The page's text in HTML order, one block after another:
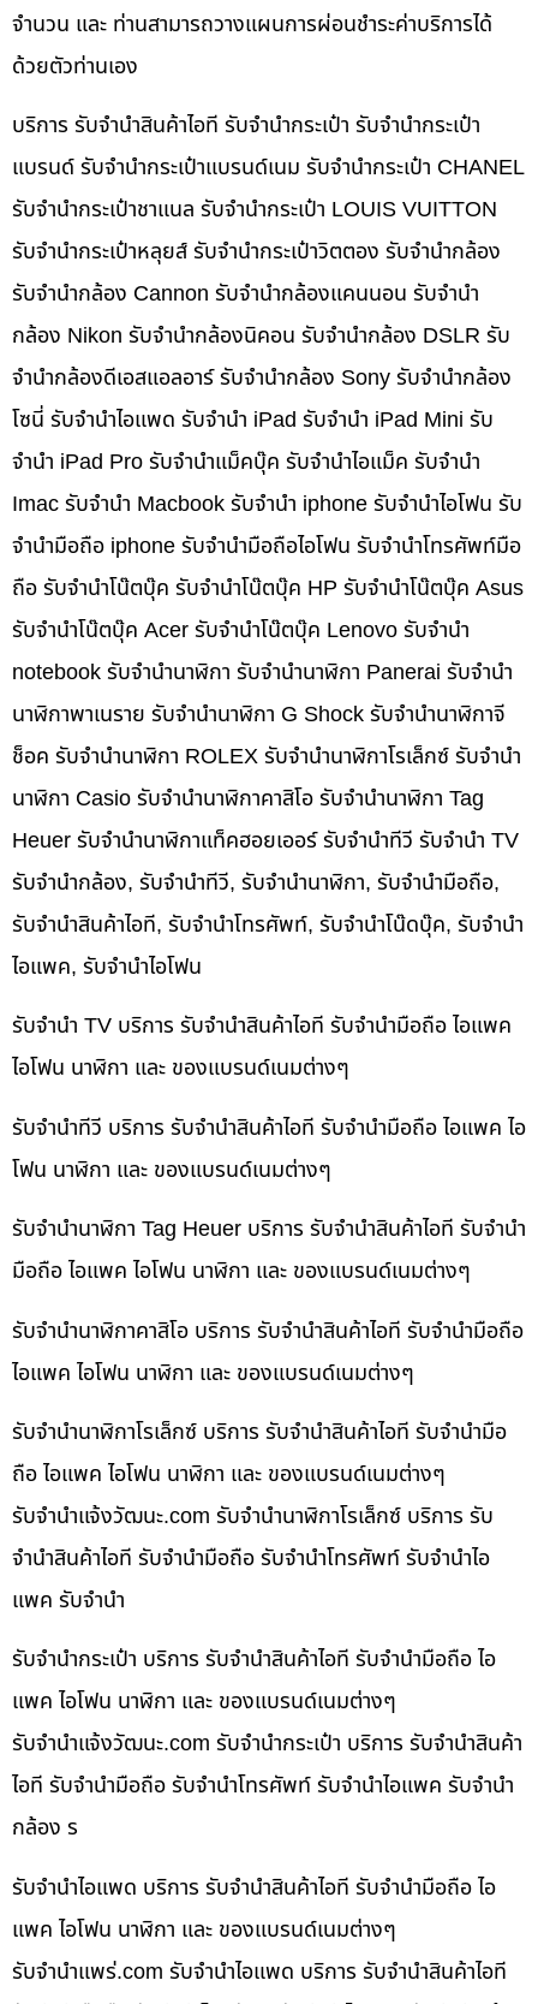
จำนวน และ ท่านสามารถวางแผนการผ่อนชำระค่าบริการได้
ด้วยตัวท่านเอง
บริการ รับจำนำสินค้าไอที รับจำนำกระเป๋า รับจำนำกระเป๋า
แบรนด์ รับจำนำกระเป๋าแบรนด์เนม รับจำนำกระเป๋า CHANEL
รับจำนำกระเป๋าชาแนล รับจำนำกระเป๋า LOUIS VUITTON
รับจำนำกระเป๋าหลุยส์ รับจำนำกระเป๋าวิตตอง รับจำนำกล้อง
รับจำนำกล้อง Cannon รับจำนำกล้องแคนนอน รับจำนำ
กล้อง Nikon รับจำนำกล้องนิคอน รับจำนำกล้อง DSLR รับ
จำนำกล้องดีเอสแอลอาร์ รับจำนำกล้อง Sony รับจำนำกล้อง
โซนี่ รับจำนำไอแพด รับจำนำ iPad รับจำนำ iPad Mini รับ
จำนำ iPad Pro รับจำนำแม็คบุ๊ค รับจำนำไอแม็ค รับจำนำ
Imac รับจำนำ Macbook รับจำนำ iphone รับจำนำไอโฟน รับ
จำนำมือถือ iphone รับจำนำมือถือไอโฟน รับจำนำโทรศัพท์มือ
ถือ รับจำนำโน๊ตบุ๊ค รับจำนำโน๊ตบุ๊ค HP รับจำนำโน๊ตบุ๊ค Asus
รับจำนำโน๊ตบุ๊ค Acer รับจำนำโน๊ตบุ๊ค Lenovo รับจำนำ
notebook รับจำนำนาฬิกา รับจำนำนาฬิกา Panerai รับจำนำ
นาฬิกาพาเนราย รับจำนำนาฬิกา G Shock รับจำนำนาฬิกาจี
ช็อค รับจำนำนาฬิกา ROLEX รับจำนำนาฬิกาโรเล็กซ์ รับจำนำ
นาฬิกา Casio รับจำนำนาฬิกาคาสิโอ รับจำนำนาฬิกา Tag
Heuer รับจำนำนาฬิกาแท็คฮอยเออร์ รับจำนำทีวี รับจำนำ TV
รับจำนำกล้อง, รับจำนำทีวี, รับจำนำนาฬิกา, รับจำนำมือถือ,
รับจำนำสินค้าไอที, รับจำนำโทรศัพท์, รับจำนำโน๊ดบุ๊ค, รับจำนำ
ไอแพค, รับจำนำไอโฟน
รับจำนำ TV บริการ รับจำนำสินค้าไอที รับจำนำมือถือ ไอแพค
ไอโฟน นาฬิกา และ ของแบรนด์เนมต่างๆ
รับจำนำทีวี บริการ รับจำนำสินค้าไอที รับจำนำมือถือ ไอแพค ไอ
โฟน นาฬิกา และ ของแบรนด์เนมต่างๆ
รับจำนำนาฬิกา Tag Heuer บริการ รับจำนำสินค้าไอที รับจำนำ
มือถือ ไอแพค ไอโฟน นาฬิกา และ ของแบรนด์เนมต่างๆ
รับจำนำนาฬิกาคาสิโอ บริการ รับจำนำสินค้าไอที รับจำนำมือถือ
ไอแพค ไอโฟน นาฬิกา และ ของแบรนด์เนมต่างๆ
รับจำนำนาฬิกาโรเล็กซ์ บริการ รับจำนำสินค้าไอที รับจำนำมือ
ถือ ไอแพค ไอโฟน นาฬิกา และ ของแบรนด์เนมต่างๆ
รับจํานําแจ้งวัฒนะ.com รับจำนำนาฬิกาโรเล็กซ์ บริการ รับ
จำนำสินค้าไอที รับจำนำมือถือ รับจำนำโทรศัพท์ รับจำนำไอ
แพค รับจำนำ
รับจำนำกระเป๋า บริการ รับจำนำสินค้าไอที รับจำนำมือถือ ไอ
แพค ไอโฟน นาฬิกา และ ของแบรนด์เนมต่างๆ
รับจํานําแจ้งวัฒนะ.com รับจำนำกระเป๋า บริการ รับจำนำสินค้า
ไอที รับจำนำมือถือ รับจำนำโทรศัพท์ รับจำนำไอแพค รับจำนำ
กล้อง ร
รับจำนำไอแพด บริการ รับจำนำสินค้าไอที รับจำนำมือถือ ไอ
แพค ไอโฟน นาฬิกา และ ของแบรนด์เนมต่างๆ
รับจํานําแพร่.com รับจำนำไอแพด บริการ รับจำนำสินค้าไอที